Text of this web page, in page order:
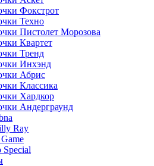
Фокстрот
Техно
Пистолет Морозова
Квартет
Тренд
Инхэнд
Абрис
Классика
Хардкор
Андерграунд
Ray
Special